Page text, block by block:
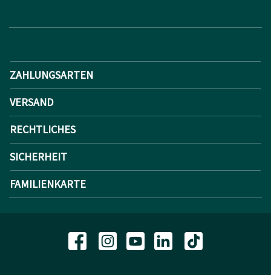
ZAHLUNGSARTEN
VERSAND
RECHTLICHES
SICHERHEIT
FAMILIENKARTE